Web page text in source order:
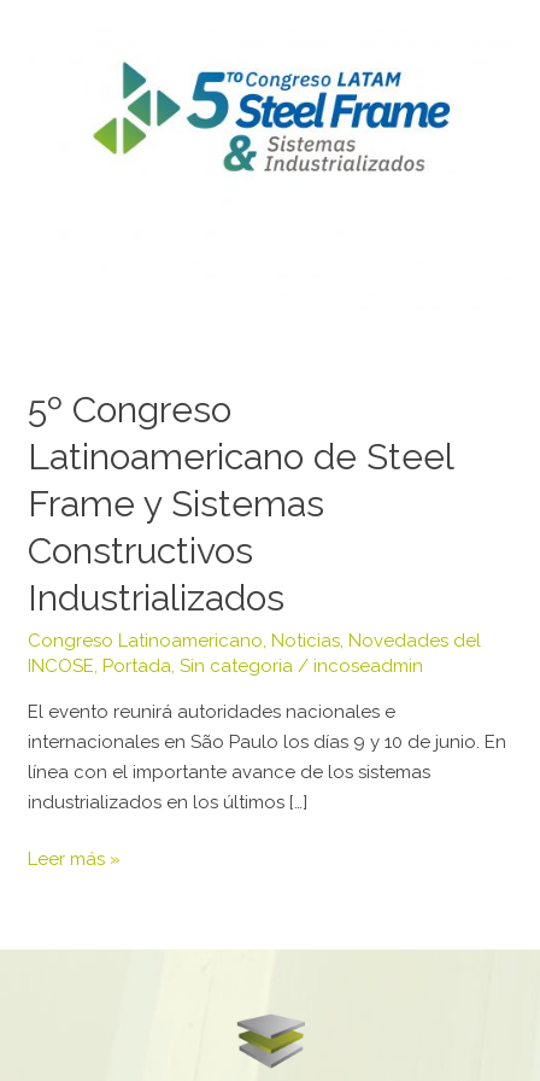
5º Congreso
Latinoamericano de Steel
Frame y Sistemas
Constructivos
Industrializados
Congreso Latinoamericano,Noticias,Novedades del
INCOSE,Portada,Sin categoria /incoseadmin
El evento reunirá autoridades nacionales e
internacionales en São Paulo los días 9 y 10 de junio. En
línea con el importante avance de los sistemas
industrializados en los últimos […]
Constructivos
Industrializados
Leer más »